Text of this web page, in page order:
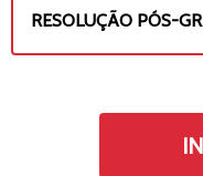
RESOLUÇÃO PÓS-